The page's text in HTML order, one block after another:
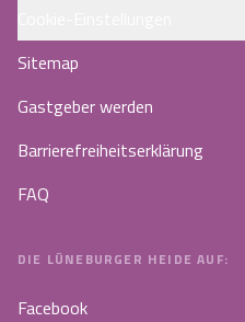
Sitemap
Gastgeber werden
Barrierefreiheitserklärung
FAQ
DIE LÜNEBURGER HEIDE AUF:
Facebook